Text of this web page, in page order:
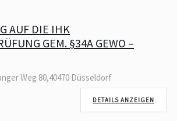
AUF DIE IHK
GEM. §34A GEWO –
Weg 80,40470 Düsseldorf
DETAILS ANZEIGEN